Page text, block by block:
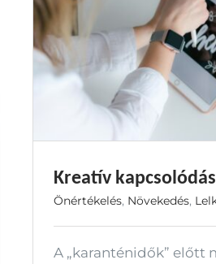
Kreatív
Önértékelés, Növekedés,
A „karanténidők” előtt